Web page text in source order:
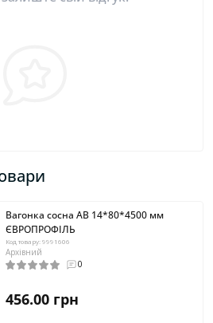
Вагонка сосна АВ 14*80*4500 мм
ЄВРОПРОФІЛЬ
Код товару: 9991606
Архівний
0
456.00 грн